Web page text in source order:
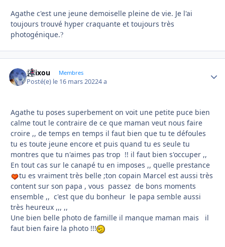
Agathe c'est une jeune demoiselle pleine de vie. Je l'ai
toujours trouvé hyper craquante et toujours très
photogénique.?
felixou Membres
Posté(e) le 16 mars 20224 a
Agathe tu poses superbement on voit une petite puce bien
calme tout le contraire de ce que maman veut nous faire
croire ,, de temps en temps il faut bien que tu te défoules
tu es toute jeune encore et puis quand tu es seule tu
montres que tu n'aimes pas trop !! il faut bien s'occuper ,,
En tout cas sur le canapé tu en imposes ,, quelle prestance
tu es vraiment très belle ;ton copain Marcel est aussi très
content sur son papa , vous passez de bons moments
ensemble ,, c'est que du bonheur le papa semble aussi
très heureux ,,, ,,
Une bien belle photo de famille il manque maman mais il
faut bien faire la photo !!!